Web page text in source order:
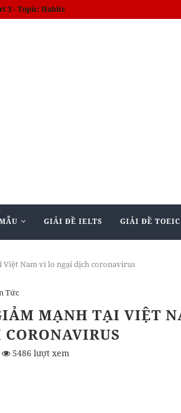
3 - Topic: Habits
GIẢI ĐỀ IELTS GIẢI ĐỀ TOEIC
Việt Nam vì lo ngại dịch coronavirus
Tức
MẠNH TẠI VIỆT
5486 lượt xem